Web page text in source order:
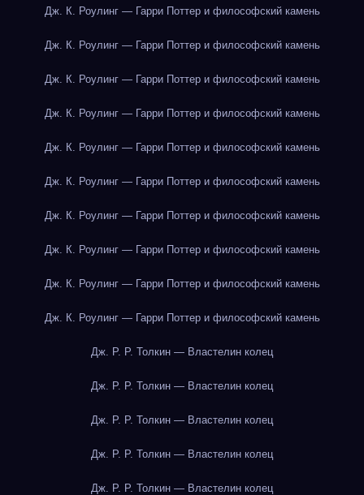
Дж. К. Роулинг — Гарри Поттер и философский камень
Дж. К. Роулинг — Гарри Поттер и философский камень
Дж. К. Роулинг — Гарри Поттер и философский камень
Дж. К. Роулинг — Гарри Поттер и философский камень
Дж. К. Роулинг — Гарри Поттер и философский камень
Дж. К. Роулинг — Гарри Поттер и философский камень
Дж. К. Роулинг — Гарри Поттер и философский камень
Дж. К. Роулинг — Гарри Поттер и философский камень
Дж. К. Роулинг — Гарри Поттер и философский камень
Дж. К. Роулинг — Гарри Поттер и философский камень
Дж. Р. Р. Толкин — Властелин колец
Дж. Р. Р. Толкин — Властелин колец
Дж. Р. Р. Толкин — Властелин колец
Дж. Р. Р. Толкин — Властелин колец
Дж. Р. Р. Толкин — Властелин колец